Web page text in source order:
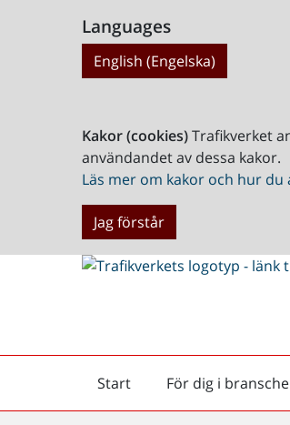
Languages
English (Engelska)
Kakor (cookies)Trafikverket
användandet av dessa kakor.
Läs mer om kakor och hur du
Jag förstår
Start
Startsida För dig i